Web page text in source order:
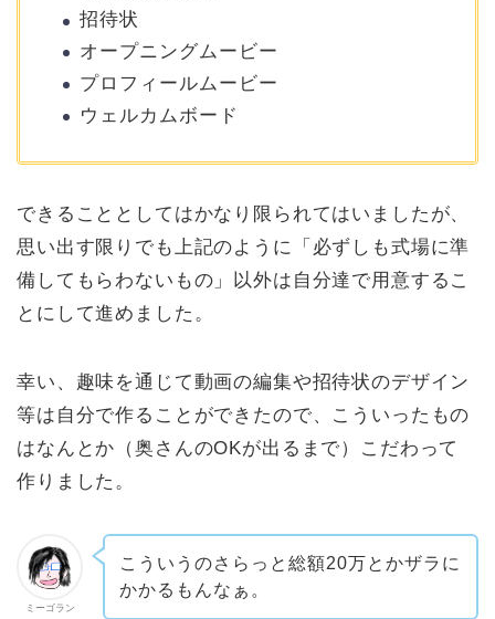
招待状
オープニングムービー
プロフィールムービー
ウェルカムボード
できることとしてはかなり限られてはいましたが、
思い出す限りでも上記のように「必ずしも式場に準
備してもらわないもの」以外は自分達で用意するこ
とにして進めました。
幸い、趣味を通じて動画の編集や招待状のデザイン
等は自分で作ることができたので、こういったもの
はなんとか（奥さんのOKが出るまで）こだわって
作りました。
ミーゴラン
こういうのさらっと総額20万とかザラに
かかるもんなぁ。